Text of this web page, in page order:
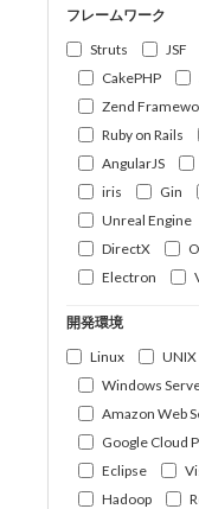
フレームワーク
Struts
JSF
CakePHP
Zend
Ruby on Rails
AngularJS
iris
Gin
Unreal Engine
DirectX
Electron
開発環境
Linux
UNIX
Windows
Amazon Web
Google Cloud
Eclipse
Hadoop